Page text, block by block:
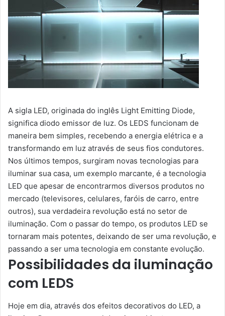
A sigla LED, originada do inglês Light Emitting Diode,
significa diodo emissor de luz. Os LEDS funcionam de
maneira bem simples, recebendo a energia elétrica e a
transformando em luz através de seus fios condutores.
Nos últimos tempos, surgiram novas tecnologias para
iluminar sua casa, um exemplo marcante, é a tecnologia
LED que apesar de encontrarmos diversos produtos no
mercado (televisores, celulares, faróis de carro, entre
outros), sua verdadeira revolução está no setor de
iluminação. Com o passar do tempo, os produtos LED se
tornaram mais potentes, deixando de ser uma revolução, e
passando a ser uma tecnologia em constante evolução.
Possibilidades da iluminação
com LEDS
Hoje em dia, através dos efeitos decorativos do LED, a